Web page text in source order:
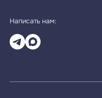
Написать нам: